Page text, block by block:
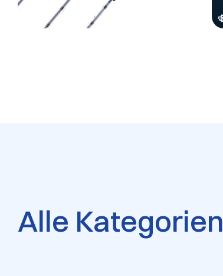
Alle Kategorien